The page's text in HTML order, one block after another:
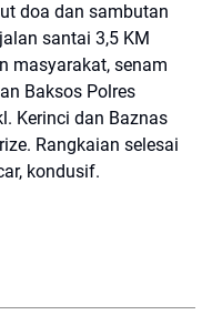
doa dan sambutan
santai 3,5 KM
masyarakat, senam
Baksos Polres
Kerinci dan Baznas
Rangkaian selesai
kondusif.